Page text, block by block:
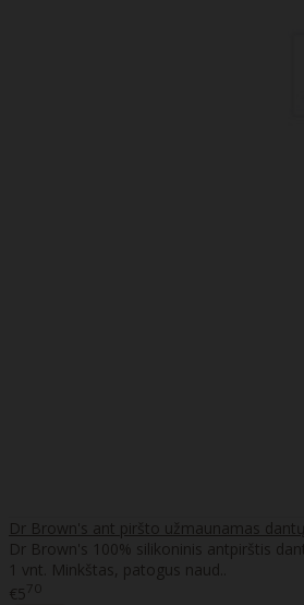
Dr Brown's ant piršto užmaunamas
Dr Brown's 100% silikoninis antpirštis
1 vnt. Minkštas, patogus naud..
€5 70